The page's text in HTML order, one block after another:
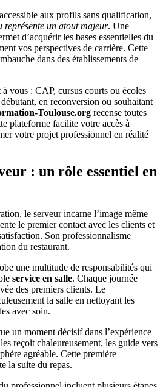
aux profils sans qualification,
un atout majeur. Une
d’acquérir les bases essentielles du
vos perspectives de carrière. Cette
dans des établissements de
vous : CAP, cursus courts ou écoles
en reconversion ou souhaitant
Toulouse.org recense toutes
plateforme facilite votre accès à
votre projet professionnel en réalité
: un rôle essentiel en
le serveur incarne l’image même
le premier contact avec les clients et
Son professionnalisme
du restaurant.
une multitude de responsabilités qui
service en salle. Chaque journée
des premiers clients. Le
la salle en nettoyant les
avec soin.
un moment décisif dans l’expérience
reçoit chaleureusement, les guide vers
agréable. Cette première
la suite du repas.